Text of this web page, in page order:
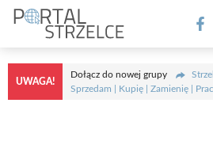
Przejdź
treści
UWAGA!
Dołącz do nowej grupy
Sprzedam | Kupię | Zamienię |